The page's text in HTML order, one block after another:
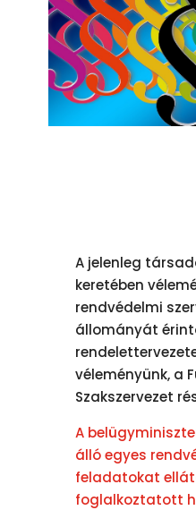
A jelenleg
keretében
rendvédelmi
állományát
véleményünk, a
Szakszervezet
A
álló egyes
feladatokat
foglalkoztatott